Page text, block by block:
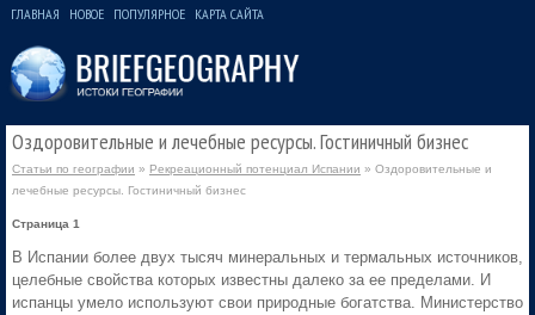
ГЛАВНАЯ НОВОЕ ПОПУЛЯРНОЕ КАРТА САЙТА
Оздоровительные и лечебные ресурсы. Гостиничный бизнес
Статьи по географии » Рекреационный потенциал Испании » Оздоровительные и
лечебные ресурсы. Гостиничный бизнес
Страница 1
В Испании более двух тысяч минеральных и термальных источников,
целебные свойства которых известны далеко за ее пределами. И
испанцы умело используют свои природные богатства. Министерство